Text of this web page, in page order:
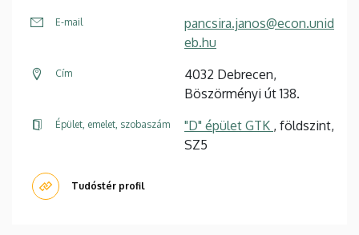
E-mail
pancsira.janos@econ.unid
eb.hu
Cím
4032 Debrecen,
Böszörményi út 138.
Épület, emelet, szobaszám "D" épület GTK , földszint,
SZ5
Tudóstér profil